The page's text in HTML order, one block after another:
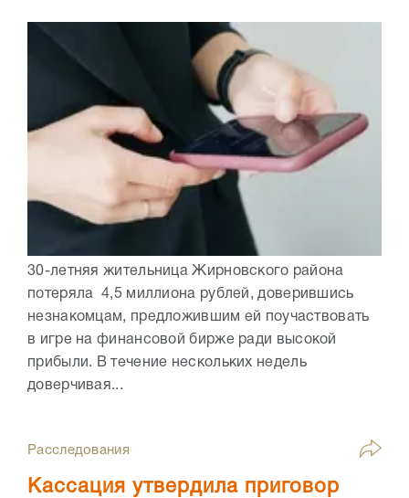
30-летняя жительница Жирновского района
потеряла 4,5 миллиона рублей, доверившись
незнакомцам, предложившим ей поучаствовать
в игре на финансовой бирже ради высокой
прибыли. В течение нескольких недель
доверчивая...
Расследования
Кассация утвердила приговор